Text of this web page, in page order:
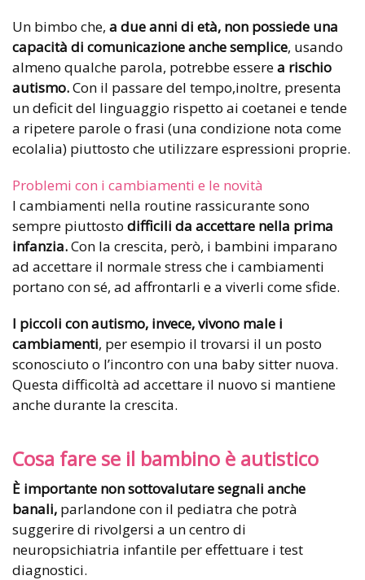
Un bimbo che, a due anni di età, non possiede una
capacità di comunicazione anche semplice, usando
almeno qualche parola, potrebbe esserea rischio
autismo.Con il passare del tempo,inoltre, presenta
un deficit del linguaggio rispetto ai coetanei e tende
a ripetere parole o frasi (una condizione nota come
ecolalia) piuttosto che utilizzare espressioni proprie.
Problemi con i cambiamenti e le novità
I cambiamenti nella routine rassicurante sono
sempre piuttosto difficili da accettare nella prima
infanzia.Con la crescita, però, i bambini imparano
ad accettare il normale stress che i cambiamenti
portano con sé, ad affrontarli e a viverli come sfide.
I piccoli con autismo, invece, vivono male i
cambiamenti, per esempio il trovarsi il un posto
sconosciuto o l’incontro con una baby sitter nuova.
Questa difficoltà ad accettare il nuovo si mantiene
anche durante la crescita.
Cosa fare se il bambino è autistico
È importante non sottovalutare segnali anche
banali, parlandone con il pediatra che potrà
suggerire di rivolgersi a un centro di
neuropsichiatria infantile per effettuare i test
diagnostici.